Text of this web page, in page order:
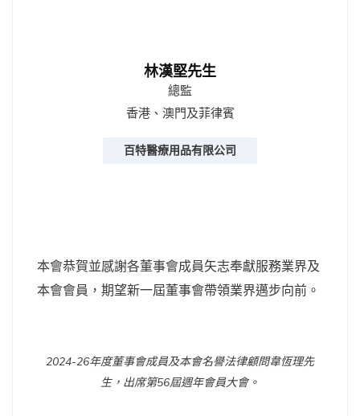
林漢堅先生
總監
香港、澳門及菲律賓
百特醫療用品有限公司
本會恭賀並感謝各董事會成員矢志奉獻服務業界及
本會會員，期望新一屆董事會帶領業界邁步向前。
2024-26年度董事會成員及本會名譽法律顧問韋恆理先
生，出席第56屆週年會員大會。